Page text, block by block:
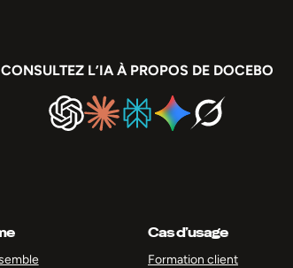
CONSULTEZ L’IA À PROPOS DE DOCEBO
Cas d’usage
Formation client